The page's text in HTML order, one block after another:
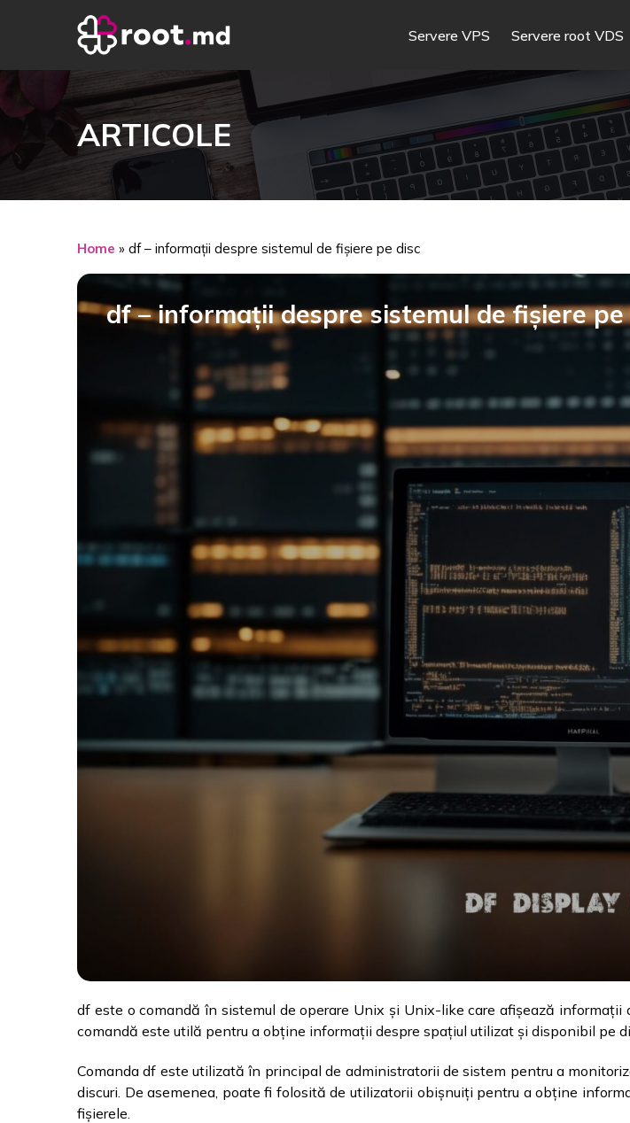
Servere VPS Servere root VDS
ARTICOLE
Home » df – informații despre sistemul de fișiere pe disc
df – informații despre sistemul de fișiere
df este o comandă în sistemul de operare Unix și Unix-like care afișează
comandă este utilă pentru a obține informații despre spațiul utilizat și disponibil pe
Comanda df este utilizată în principal de administratorii de sistem pentru a
discuri. De asemenea, poate fi folosită de utilizatorii obișnuiți pentru a obține
fișierele.